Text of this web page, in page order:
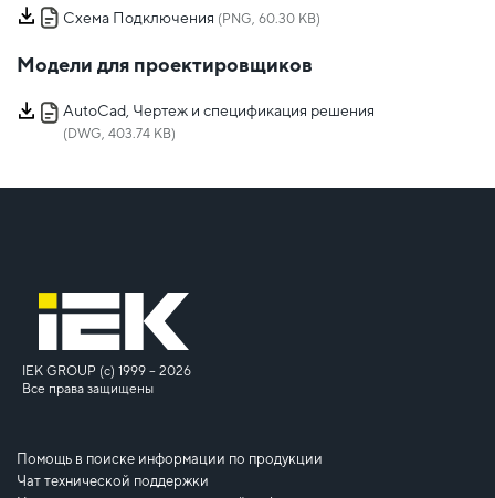
Схема Подключения (PNG, 60.30 KB)
Модели для проектировщиков
AutoCad, Чертеж и спецификация решения
(DWG, 403.74 KB)
IEK GROUP (c) 1999 – 2026
Все права защищены
Помощь в поиске информации по продукции
Чат технической поддержки